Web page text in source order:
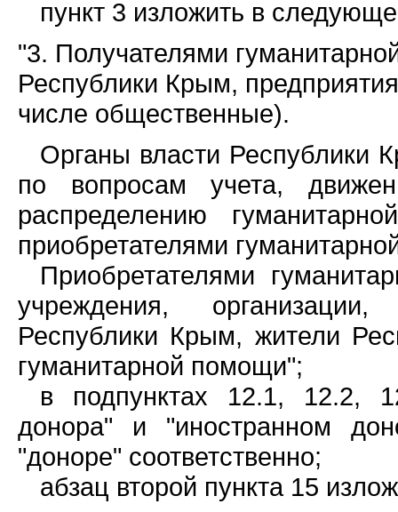
пункт 3 изложить в
"3. Получателями
Республики Крым,
числе общественные).
Органы власти Республики
по вопросам учета,
распределению
приобретателями
Приобретателями
учреждения,
Республики Крым, жители
гуманитарной помощи";
в подпунктах 12.1, 12.2,
донора" и "иностранном
"доноре" соответственно;
абзац второй пункта 15